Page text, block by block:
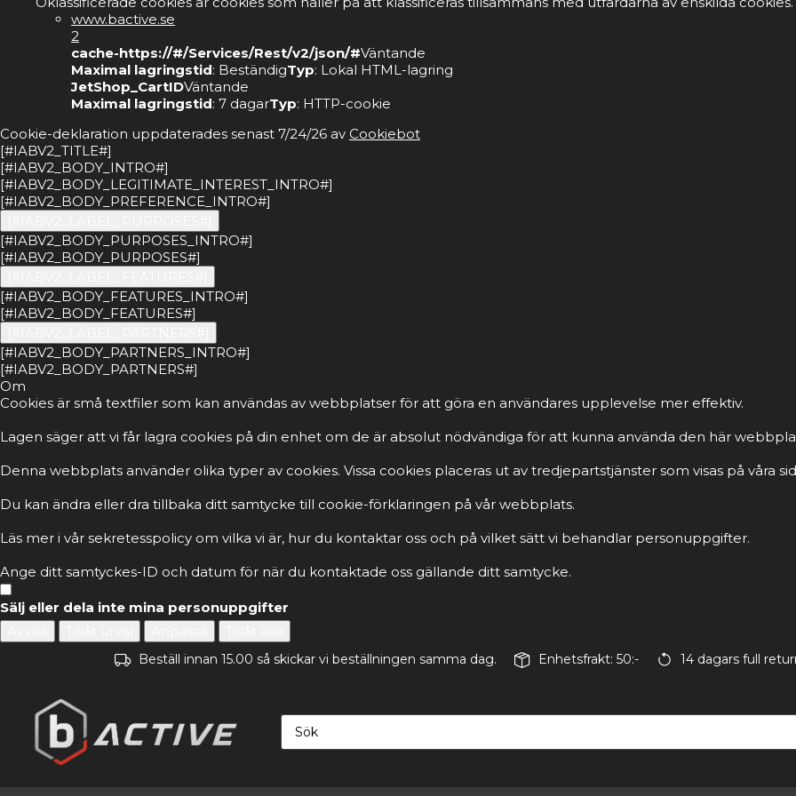
www.bactive.se
2
cache-https://#/Services/Rest/v2/json/#Väntande
Maximal lagringstid: BeständigTyp: Lokal HTML-lagring
JetShop_CartIDVäntande
Maximal lagringstid: 7 dagarTyp: HTTP-cookie
Cookie-deklaration uppdaterades senast 7/24/26 av Cookiebot
[#IABV2_TITLE#]
[#IABV2_BODY_INTRO#]
[#IABV2_BODY_LEGITIMATE_INTEREST_INTRO#]
[#IABV2_BODY_PREFERENCE_INTRO#]
[#IABV2_BODY_PURPOSES_INTRO#]
[#IABV2_BODY_PURPOSES#]
[#IABV2_BODY_FEATURES_INTRO#]
[#IABV2_BODY_FEATURES#]
[#IABV2_BODY_PARTNERS_INTRO#]
[#IABV2_BODY_PARTNERS#]
Om
Cookies är små textfiler som kan användas av webbplatser för att göra en användares upplevelse mer effektiv.
Lagen säger att vi får lagra cookies på din enhet om de är absolut nödvändiga för att kunna använda den här
Denna webbplats använder olika typer av cookies. Vissa cookies placeras ut av tredjepartstjänster som visas på våra
Du kan ändra eller dra tillbaka ditt samtycke till cookie-förklaringen på vår webbplats.
Läs mer i vår sekretesspolicy om vilka vi är, hur du kontaktar oss och på vilket sätt vi behandlar personuppgifter.
Ange ditt samtyckes-ID och datum för när du kontaktade oss gällande ditt samtycke.
Sälj eller dela inte mina personuppgifter
Beställ innan 15.00 så skickar vi beställningen samma dag. Enhetsfrakt: 50:- 14 dagars full